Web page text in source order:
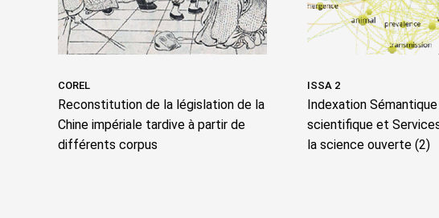
COREL
Reconstitution de la législation de la
Chine impériale tardive à partir de
différents corpus
ISSA 2
Indexation
scientifique et
la science ouverte (2)